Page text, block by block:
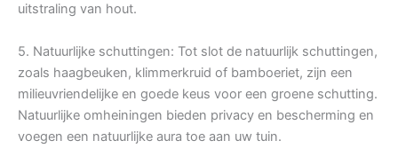
uitstraling van hout.
5. Natuurlijke schuttingen: Tot slot de natuurlijk schuttingen,
zoals haagbeuken, klimmerkruid of bamboeriet, zijn een
milieuvriendelijke en goede keus voor een groene schutting.
Natuurlijke omheiningen bieden privacy en bescherming en
voegen een natuurlijke aura toe aan uw tuin.